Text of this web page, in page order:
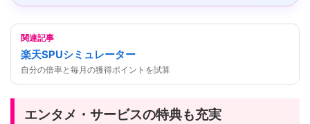
関連記事
楽天SPUシミュレーター
自分の倍率と毎月の獲得ポイントを試算
エンタメ・サービスの特典も充実